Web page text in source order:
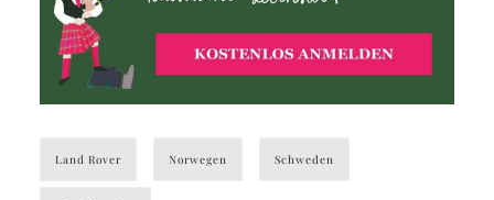
Land Rover Norwegen Schweden